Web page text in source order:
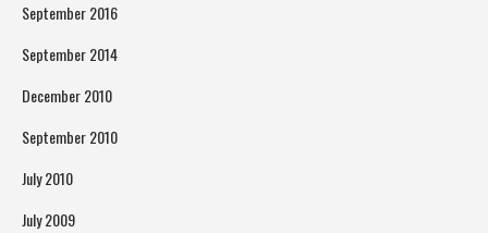
September 2016
September 2014
December 2010
September 2010
July 2010
July 2009